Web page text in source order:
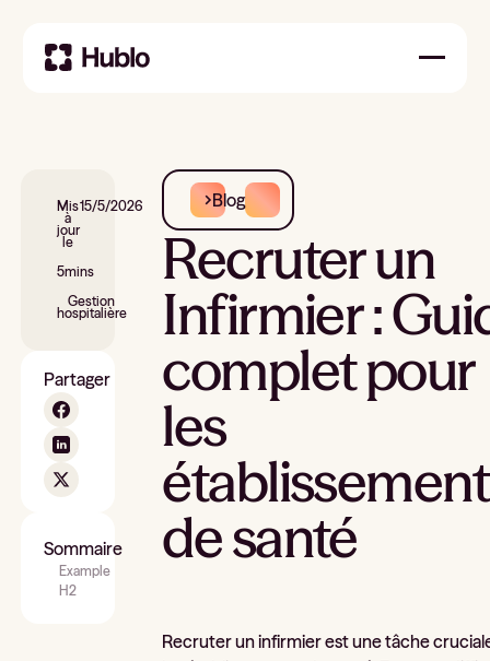
Mis
à
jour
le
15/5/2026
5mins
Gestion
hospitalière
Partager
Sommaire
Example
H2
Blog
Recruter un
Infirmier :
complet pour
les
de santé
Recruter un infirmier est une tâche